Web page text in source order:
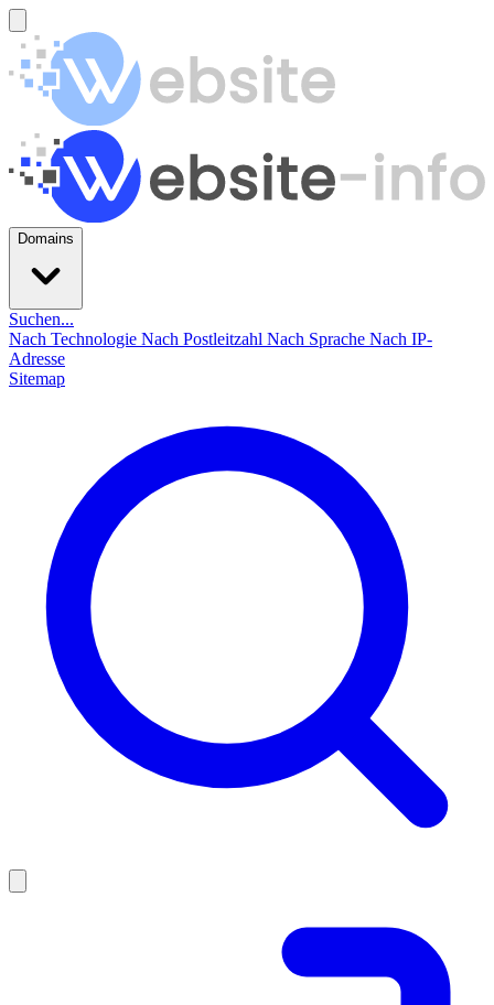
Domains
Suchen...
Nach Technologie Nach Postleitzahl Nach Sprache Nach IP-
Adresse
Sitemap